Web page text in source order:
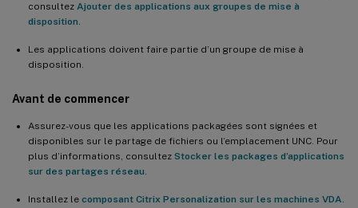
consultez Ajouter des applications aux groupes de mise à
disposition
Les applications doivent faire partie d’un groupe de mise à
disposition.
Avant de commencer
Assurez-vous que les applications packagées sont signées et
disponibles sur le partage de fichiers ou l’emplacement UNC. Pour
plus d’informations, consultez Stocker les packages d’applications
sur des partages réseau
Installez le composant Citrix Personalization sur les machines VDA